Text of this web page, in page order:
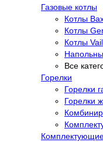
Газовые котлы
Котлы
Котлы
Котлы
Все
Горелки
Горелки
Горелки